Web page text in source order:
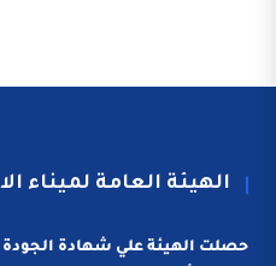
الهيئة العامة لميناء
حصلت الهيئة علي شهادة الجودة